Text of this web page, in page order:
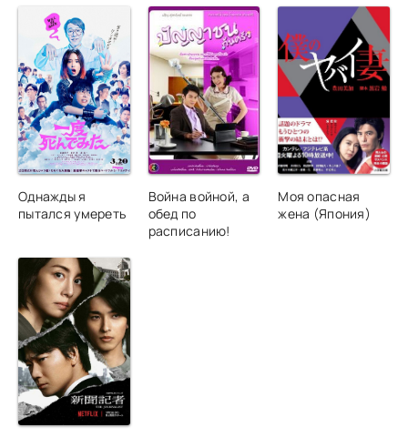
Однажды я
пытался умереть
Война войной, а
обед по
расписанию!
Моя опасная
жена (Япония)